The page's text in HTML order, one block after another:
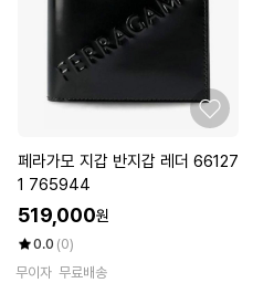
페라가모 지갑 반지갑 레더 66127
1 765944
519,000원
0.0 (0)
무이자 무료배송